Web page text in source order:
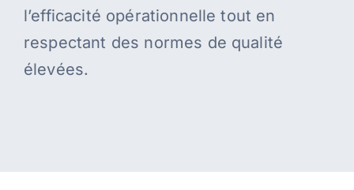
l’efficacité opérationnelle tout en
respectant des normes de qualité
élevées.